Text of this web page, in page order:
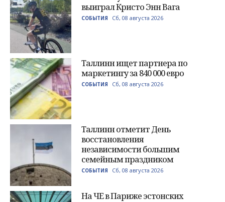
выиграл Кристо Энн Вага
СОБЫТИЯ Сб, 08 августа 2026
Таллинн ищет партнера по
маркетингу за 840 000 евро
СОБЫТИЯ Сб, 08 августа 2026
Таллинн отметит День
восстановления
независимости большим
семейным праздником
СОБЫТИЯ Сб, 08 августа 2026
На ЧЕ в Париже эстонских